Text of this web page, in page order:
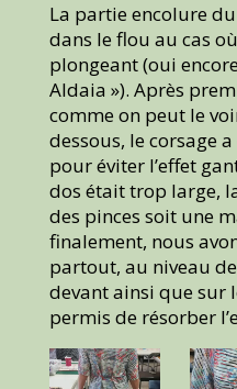
La partie encolure
dans le flou au cas
plongeant (oui
Aldaia »). Après
comme on peut le
dessous, le corsage
pour éviter l’effet
dos était trop large,
des pinces soit une
finalement, nous
partout, au niveau
devant ainsi que sur
permis de résorber